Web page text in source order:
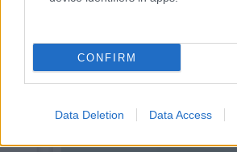
CONFIRM
Data Deletion Data Access